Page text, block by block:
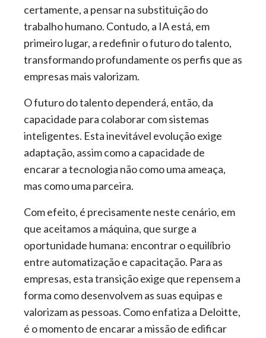
certamente, a pensar na substituição do
trabalho humano. Contudo, a IA está, em
primeiro lugar, a redefinir o futuro do talento,
transformando profundamente os perfis que as
empresas mais valorizam.
O futuro do talento dependerá, então, da
capacidade para colaborar com sistemas
inteligentes. Esta inevitável evolução exige
adaptação, assim como a capacidade de
encarar a tecnologia não como uma ameaça,
mas como uma parceira.
Com efeito, é precisamente neste cenário, em
que aceitamos a máquina, que surge a
oportunidade humana: encontrar o equilíbrio
entre automatização e capacitação. Para as
empresas, esta transição exige que repensem a
forma como desenvolvem as suas equipas e
valorizam as pessoas. Como enfatiza a Deloitte,
é o momento de encarar a missão de edificar